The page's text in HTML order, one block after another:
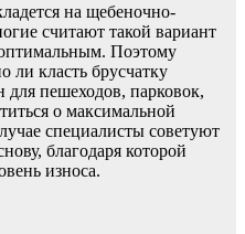
на щебеночно-
считают такой вариант
Поэтому
ли класть брусчатку
пешеходов, парковок,
о максимальной
специалисты советуют
благодаря которой
износа.